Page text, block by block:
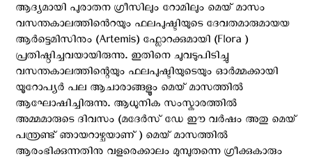
ആദ്യമായി പുരാതന ഗ്രീസിലും റോമിലും മെയ് മാസം
വസന്തകാലത്തിൻെറയും ഫലപുഷ്ടിയുടെ ദേവതമാരുമായയ
ആർട്ടെമിസിനും (Artemis) ഫ്ലോറക്കുമായി (Flora )
പ്രതിഷ്ഠിച്ചവയായിരുന്നു. ഇതിനെ ചുവടുപിടിച്ചു
വസന്തകാലത്തിന്റെയും ഫലപുഷ്ടിയുടെയും ഓർമ്മക്കായി
യൂറോപ്യർ പല ആചാരാങ്ങളൂം മെയ് മാസത്തിൽ
ആഘോഷിച്ചിരുന്നു. ആധുനിക സംസ്കാരത്തിൽ
അമ്മമാരുടെ ദിവസം (മദേർസ് ഡേ ഈ വർഷം അതു മെയ്
പന്ത്രണ്ട് ഞായറാഴ്ചയാണ് ) മെയ് മാസത്തിൽ
ആരംഭിക്കുന്നതിനു വളരെക്കാലം മുമ്പുതന്നെ ഗ്രീക്കുകാരും